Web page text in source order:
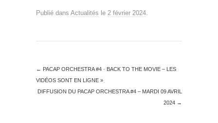
Publié dans Actualités le 2 février 2024
← PACAP ORCHESTRA #4 · BACK TO THE MOVIE – LES
VIDÉOS SONT EN LIGNE »
DIFFUSION DU PACAP ORCHESTRA #4 – MARDI 09 AVRIL
2024 →